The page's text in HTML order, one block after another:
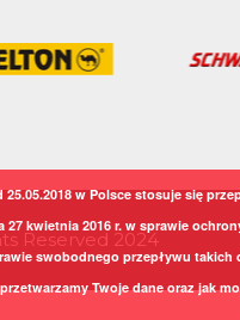
Reserved 2024
25.05.2018 w Polsce stosuje się
27 kwietnia 2016 r. w sprawie
swobodnego przepływu takich
Twoje dane oraz jak